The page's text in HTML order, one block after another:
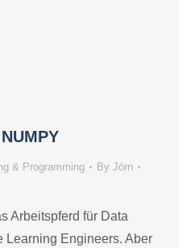
& Programming By Jörn
Arbeitspferd für Data
Learning Engineers. Aber